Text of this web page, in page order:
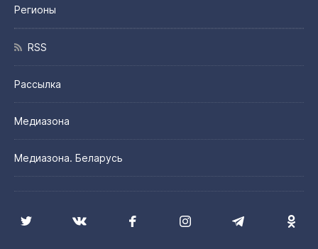
Регионы
RSS
Рассылка
Медиазона
Медиазона. Беларусь